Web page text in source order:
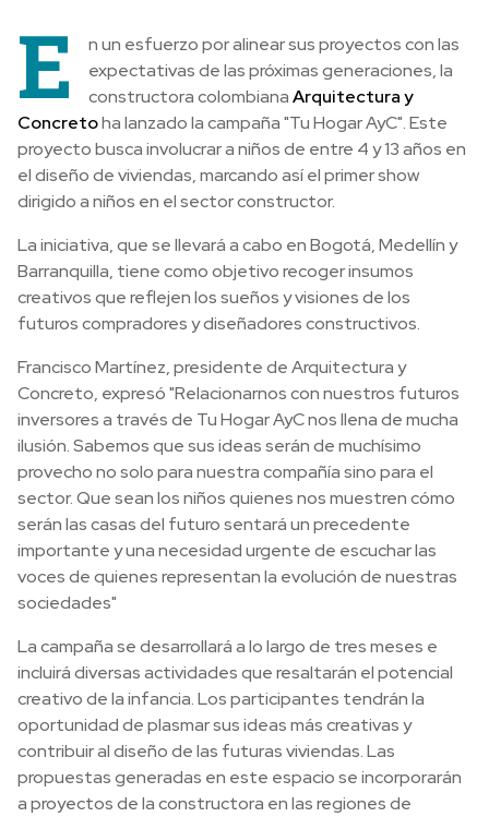
E
n un esfuerzo por alinear sus proyectos con las
expectativas de las próximas generaciones, la
constructora colombianaArquitectura y
Concretoha lanzado la campaña "Tu Hogar AyC". Este
proyecto busca involucrar a niños de entre 4 y 13 años en
el diseño de viviendas, marcando así el primer show
dirigido a niños en el sector constructor.
La iniciativa, que se llevará a cabo en Bogotá, Medellín y
Barranquilla, tiene como objetivo recoger insumos
creativos que reflejen los sueños y visiones de los
futuros compradores y diseñadores constructivos.
Francisco Martínez, presidente de Arquitectura y
Concreto, expresó "Relacionarnos con nuestros futuros
inversores a través de Tu Hogar AyC nos llena de mucha
ilusión. Sabemos que sus ideas serán de muchísimo
provecho no solo para nuestra compañía sino para el
sector. Que sean los niños quienes nos muestren cómo
serán las casas del futuro sentará un precedente
importante y una necesidad urgente de escuchar las
voces de quienes representan la evolución de nuestras
sociedades"
La campaña se desarrollará a lo largo de tres meses e
incluirá diversas actividades que resaltarán el potencial
creativo de la infancia. Los participantes tendrán la
oportunidad de plasmar sus ideas más creativas y
contribuir al diseño de las futuras viviendas. Las
propuestas generadas en este espacio se incorporarán
a proyectos de la constructora en las regiones de